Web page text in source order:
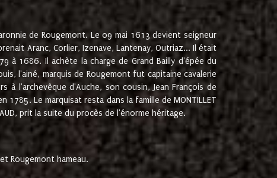
de Rougemont. Le 09 mai 1613 devient seigneur
Aranc, Corlier, Izenave, Lantenay, Outriaz... Il était
à 1686. Il achète la charge de Grand Bailly d'épée du
l'ainé, marquis de Rougemont fut capitaine cavalerie
l'archevêque d'Auche, son cousin, Jean François de
Le marquisat resta dans la famille de MONTILLET
prit la suite du procès de l'énorme héritage.
Rougemont hameau.